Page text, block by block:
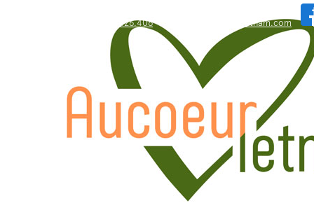
WhatsApp: +84.909.426.406 bonjour@aucoeurvietnam.com